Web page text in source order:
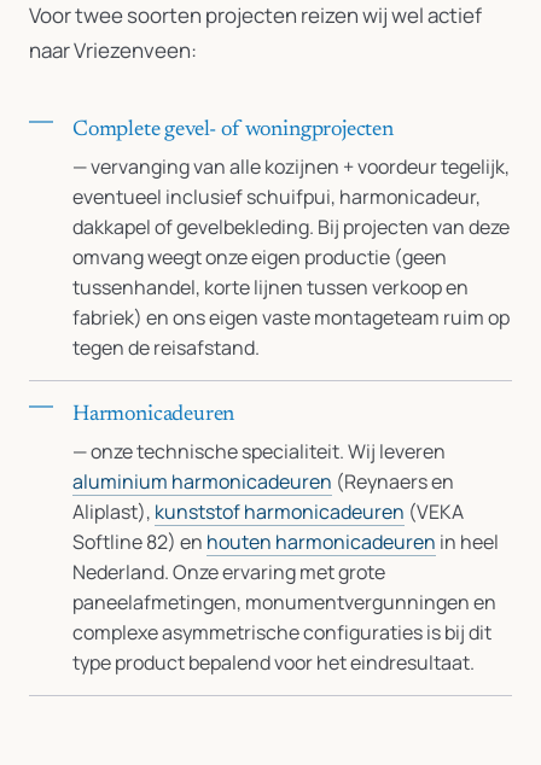
Voor twee soorten projecten reizen wij wel actief
naar Vriezenveen:
Complete gevel- of woningprojecten
— vervanging van alle kozijnen + voordeur tegelijk,
eventueel inclusief schuifpui, harmonicadeur,
dakkapel of gevelbekleding. Bij projecten van deze
omvang weegt onze eigen productie (geen
tussenhandel, korte lijnen tussen verkoop en
fabriek) en ons eigen vaste montageteam ruim op
tegen de reisafstand.
Harmonicadeuren
— onze technische specialiteit. Wij leveren
aluminium harmonicadeuren (Reynaers en
Aliplast), kunststof harmonicadeuren (VEKA
Softline 82) en houten harmonicadeuren in heel
Nederland. Onze ervaring met grote
paneelafmetingen, monumentvergunningen en
complexe asymmetrische configuraties is bij dit
type product bepalend voor het eindresultaat.